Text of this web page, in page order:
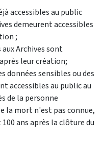
accessibles au public
demeurent accessibles
;
Archives sont
leur création;
données sensibles ou des
accessibles au public au
de la personne
la mort n'est pas connue,
ans après la clôture du